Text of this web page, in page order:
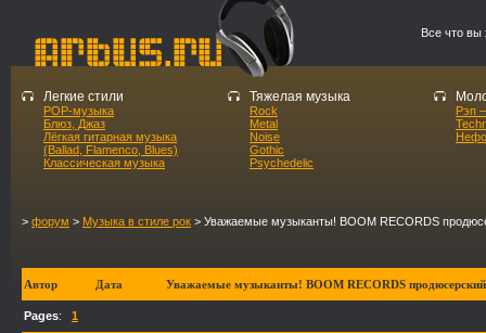
Все что вы
Легкие стили
POP-музыка
Блюз, Джаз
Лёгкая гитарная музыка
(Ballad, Flamenco, Blues)
Классическая музыка
Тяжелая музыка
Rock
Metal
Noise
Gothic
Psychedelic
Рэп
> форум > Музыка в стиле рок > Уважаемые музыканты! BOOM RECORDS
Автор Дата Уважаемые музыканты! BOOM RECORDS продюсерский
Pages: 1